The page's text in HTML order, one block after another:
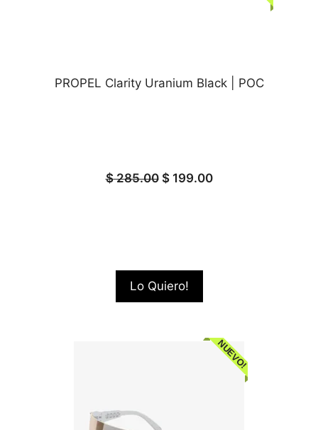
PROPEL Clarity Uranium Black | POC
$285.00 $199.00
Lo Quiero!
NUEVO!